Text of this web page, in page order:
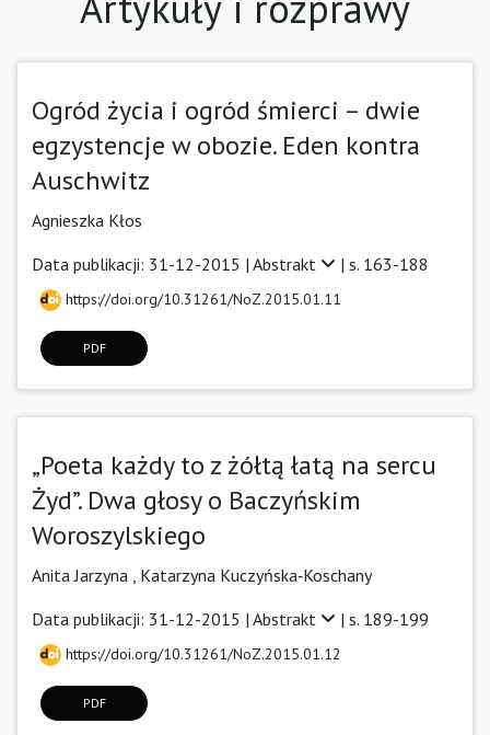
Ogród życia i ogród śmierci – dwie
egzystencje w obozie. Eden kontra
Auschwitz
Agnieszka Kłos
Data publikacji: 31-12-2015 | Abstrakt | s. 163-188
https://doi.org/10.31261/NoZ.2015.01.11
PDF
„Poeta każdy to z żółtą łatą na sercu
Żyd”. Dwa głosy o Baczyńskim
Woroszylskiego
Anita Jarzyna , Katarzyna Kuczyńska‑Koschany
Data publikacji: 31-12-2015 | Abstrakt | s. 189-199
https://doi.org/10.31261/NoZ.2015.01.12
PDF